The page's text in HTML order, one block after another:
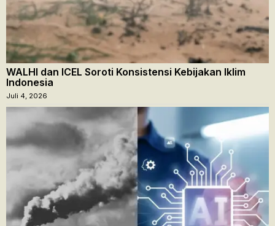
WALHI dan ICEL Soroti Konsistensi Kebijakan Iklim
Indonesia
Juli 4, 2026